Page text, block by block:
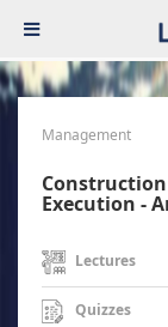
Management
Execution -
Lectures
Quizzes